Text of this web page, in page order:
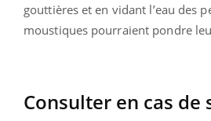
gouttières et en vidant l’eau des
moustiques pourraient pondre
Consulter en cas de